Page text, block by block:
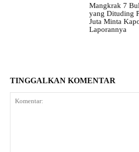
Mangkrak 7
yang Dituding
Juta Minta
Laporannya
TINGGALKAN KOMENTAR